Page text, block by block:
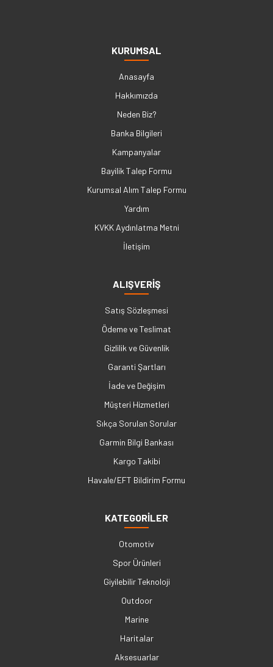
KURUMSAL
Anasayfa
Hakkımızda
Neden Biz?
Banka Bilgileri
Kampanyalar
Bayilik Talep Formu
Kurumsal Alım Talep Formu
Yardım
KVKK Aydınlatma Metni
İletişim
ALIŞVERİŞ
Satış Sözleşmesi
Ödeme ve Teslimat
Gizlilik ve Güvenlik
Garanti Şartları
İade ve Değişim
Müşteri Hizmetleri
Sıkça Sorulan Sorular
Garmin Bilgi Bankası
Kargo Takibi
Havale/EFT Bildirim Formu
KATEGORİLER
Otomotiv
Spor Ürünleri
Giyilebilir Teknoloji
Outdoor
Marine
Haritalar
Aksesuarlar